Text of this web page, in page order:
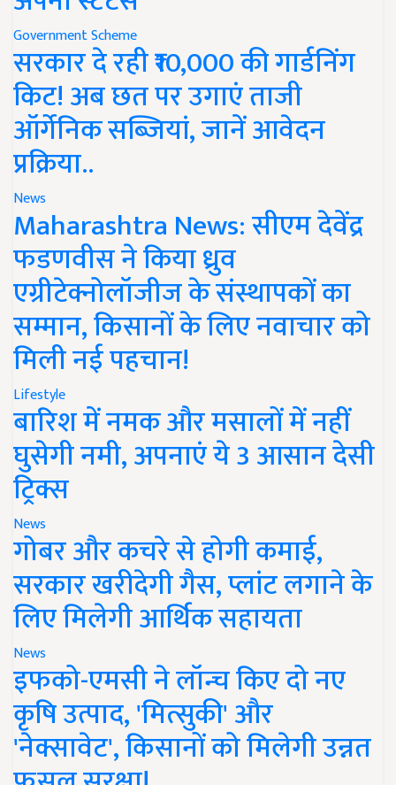
Government Scheme
सरकार दे रही ₹10,000 की गार्डनिंग
किट! अब छत पर उगाएं ताजी
ऑर्गेनिक सब्जियां, जानें आवेदन
प्रक्रिया..
News
Maharashtra News: सीएम देवेंद्र
फडणवीस ने किया ध्रुव
एग्रीटेक्नोलॉजीज के संस्थापकों का
सम्मान, किसानों के लिए नवाचार को
मिली नई पहचान!
Lifestyle
बारिश में नमक और मसालों में नहीं
घुसेगी नमी, अपनाएं ये 3 आसान देसी
ट्रिक्स
News
गोबर और कचरे से होगी कमाई,
सरकार खरीदेगी गैस, प्लांट लगाने के
लिए मिलेगी आर्थिक सहायता
News
इफको-एमसी ने लॉन्च किए दो नए
कृषि उत्पाद, 'मित्सुकी' और
'नेक्सावेट', किसानों को मिलेगी उन्नत